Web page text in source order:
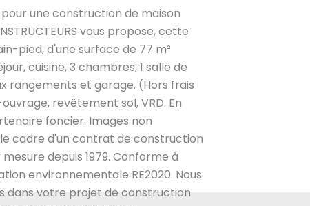
une construction de maison
vous propose, cette
pied, d'une surface de 77 m²
cuisine, 3 chambres, 1 salle de
rangements et garage. (Hors frais
revêtement sol, VRD. En
foncier. Images non
cadre d'un contrat de construction
depuis 1979. Conforme à
environnementale RE2020. Nous
dans votre projet de construction